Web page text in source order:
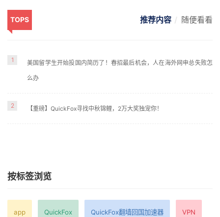
TOPS 推荐内容 随便看看
1 美国留学生开始投国内简历了！春招最后机会，人在海外网申总失败怎
么办
2 【重磅】QuickFox寻找中秋锦鲤，2万大奖独宠你！
按标签浏览
app QuickFox QuickFox翻墙回国加速器 VPN